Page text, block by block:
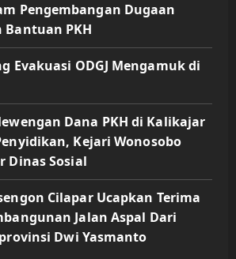
Pengembangan Dugaan
PKH
Evakuasi ODGJ Mengamuk di
Dana PKH di Kalikajar
Kejari Wonosobo
Dinas Sosial
Cilapar Ucapkan Terima
Jalan Aspal Dari
Dwi Yasmanto